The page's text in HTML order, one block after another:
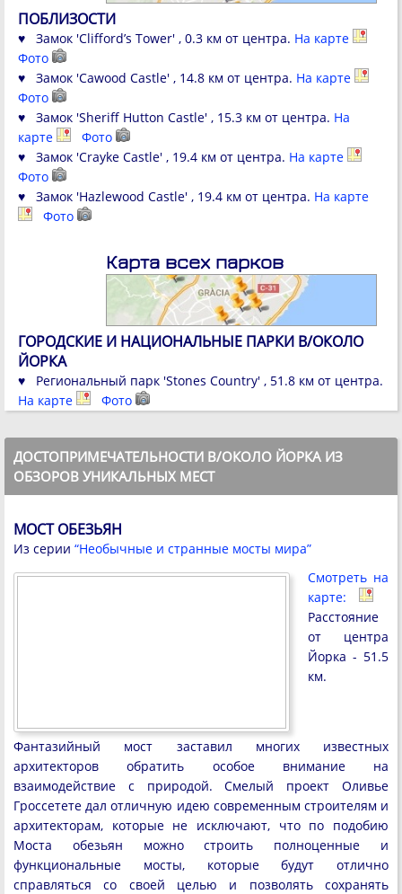
ПОБЛИЗОСТИ
♥ Замок 'Clifford’s Tower' , 0.3 км от центра. На карте
Фото
♥ Замок 'Cawood Castle' , 14.8 км от центра. На карте
Фото
♥ Замок 'Sheriff Hutton Castle' , 15.3 км от центра. На
карте
Фото
♥ Замок 'Crayke Castle' , 19.4 км от центра. На карте
Фото
♥ Замок 'Hazlewood Castle' , 19.4 км от центра. На карте
Фото
Карта всех парков
ГОРОДСКИЕ И НАЦИОНАЛЬНЫЕ ПАРКИ В/ОКОЛО
ЙОРКА
♥ Региональный парк 'Stones Country' , 51.8 км от центра.
На карте
Фото
ДОСТОПРИМЕЧАТЕЛЬНОСТИ В/ОКОЛО ЙОРКА ИЗ
ОБЗОРОВ УНИКАЛЬНЫХ МЕСТ
МОСТ ОБЕЗЬЯН
Из серии “Необычные и странные мосты мира”
Смотреть на
карте:
Расстояние
от центра
Йорка - 51.5
км.
Фантазийный мост заставил многих известных
архитекторов обратить особое внимание на
взаимодействие с природой. Смелый проект Оливье
Гроссетете дал отличную идею современным строителям и
архитекторам, которые не исключают, что по подобию
Моста обезьян можно строить полноценные и
функциональные мосты, которые будут отлично
справляться со своей целью и позволять сохранять